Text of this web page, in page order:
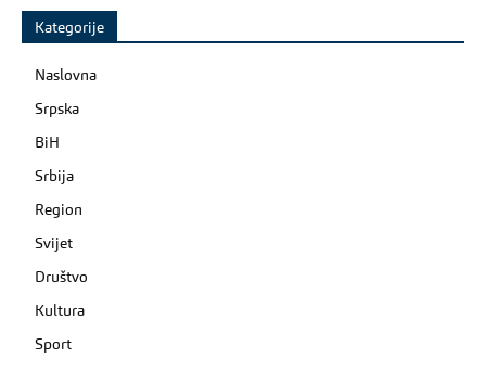
Kategorije
Naslovna
Srpska
BiH
Srbija
Region
Svijet
Društvo
Kultura
Sport